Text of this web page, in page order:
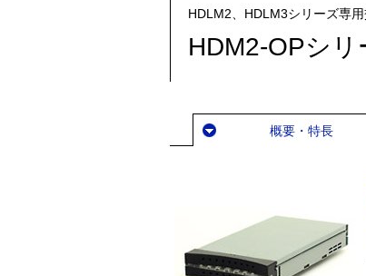
HDLM2、HDLM3シリーズ専
HDM2-OPシリ
概要・特長